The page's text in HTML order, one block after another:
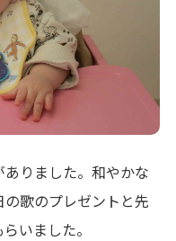
りました。和やかな
歌のプレゼントと先
いました。